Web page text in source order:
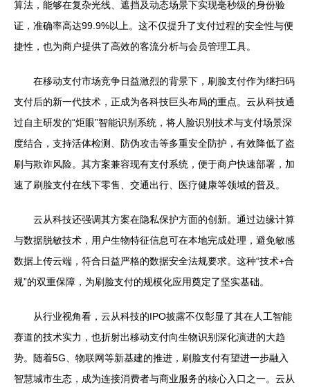
算法，能够在复杂光线、遮挡及动态场景下实现毫秒级的身份验
证，准确率高达99.9%以上。这不仅提升了支付过程的安全性与便
捷性，也为商户提供了高效的客流分析与会员管理工具。
在移动支付市场竞争日益激烈的背景下，刷脸支付作为继扫码
支付后的新一代技术，正成为各科技巨头布局的重点。云从科技通
过自主研发的“炬眼”智能识别系统，将人脸识别技术与支付场景深
度结合，支持活体检测、防伪攻击等多重安全防护，有效降低了盗
刷与欺诈风险。其方案兼容现有支付系统，便于商户快速部署，加
速了刷脸支付在线下零售、交通出行、医疗健康等领域的普及。
云从科技还强调其方案在隐私保护方面的创新。通过边缘计算
与数据脱敏技术，用户生物特征信息可在本地完成处理，避免敏感
数据上传云端，符合日益严格的数据安全法规要求。这种“技术+合
规”的双重保障，为刷脸支付的规模化应用奠定了坚实基础。
从行业视角看，云从科技的IPO披露不仅彰显了其在人工智能
赛道的技术实力，也折射出移动支付向生物识别深化演进的大趋
势。随着5G、物联网等新基建的推进，刷脸支付有望进一步融入
智慧城市生态，成为连接消费者与商业服务的核心入口之一。云从